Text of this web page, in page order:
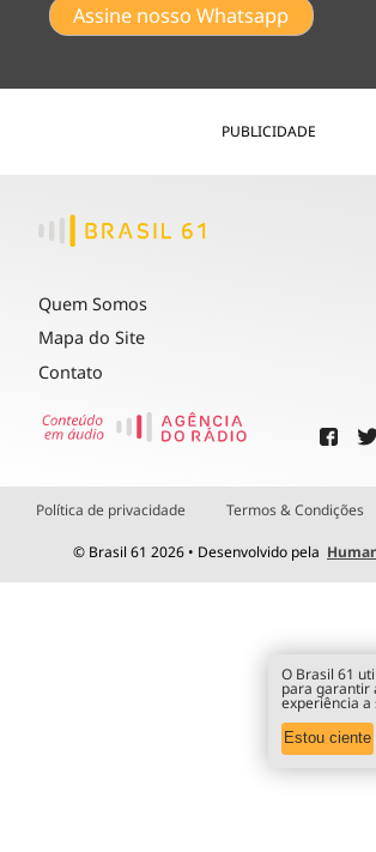
Assine nosso Whatsapp
PUBLICIDADE
Quem Somos
Mapa do Site
Contato
Política de privacidade Termos & Condições
© Brasil 61 2026 • Desenvolvido pela
O Brasil 61
para garantir
experiência a
Estou ciente